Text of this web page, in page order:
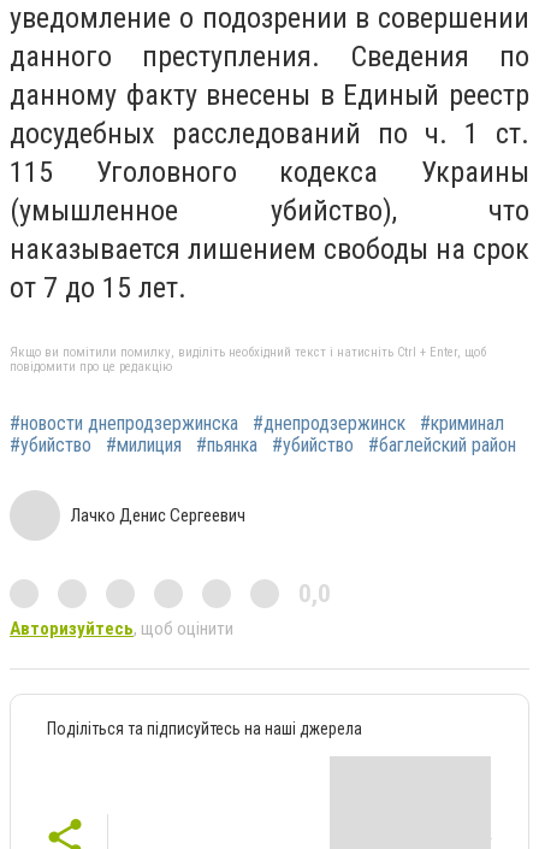
уведомление о подозрении в совершении
данного преступления. Сведения по
данному факту внесены в Единый реестр
досудебных расследований по ч. 1 ст.
115 Уголовного кодекса Украины
(умышленное убийство), что
наказывается лишением свободы на срок
от 7 до 15 лет.
Якщо ви помітили помилку, виділіть необхідний текст і натисніть Ctrl + Enter, щоб
повідомити про це редакцію
#новости днепродзержинска #днепродзержинск
#криминал
#убийство
#милиция #пьянка #убийство #баглейский район
Лачко Денис Сергеевич
0,0
Авторизуйтесь, щоб оцінити
Поділіться та підписуйтесь на наші джерела